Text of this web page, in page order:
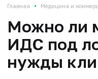
Главная • Медицина и
Можно ли
ИДС под
нужды